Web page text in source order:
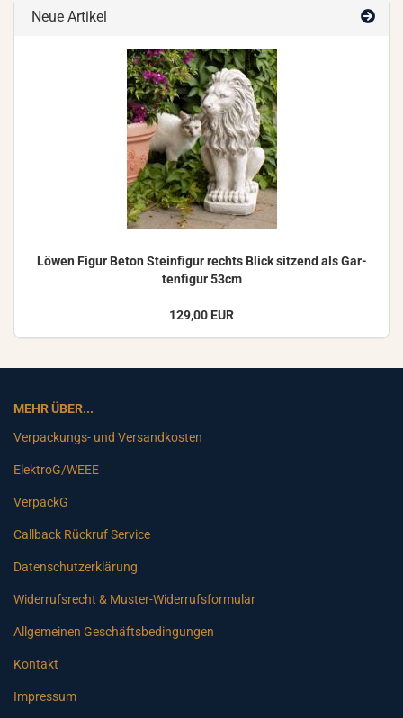
Neue Artikel
Löwen Figur Beton Stein­fi­gur rechts Blick sit­zend als Gar­
ten­fi­gur 53cm
129,00 EUR
MEHR ÜBER...
Verpackungs- und Versandkosten
ElektroG/WEEE
VerpackG
Callback Rückruf Service
Datenschutzerklärung
Widerrufsrecht & Muster-Widerrufsformular
Allgemeinen Geschäftsbedingungen
Kontakt
Impressum